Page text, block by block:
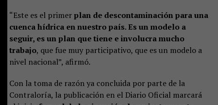
“Este es el primerplan de descontaminación para una
cuenca hídrica en nuestro país. Es un modelo a
seguir, es un plan que tiene e involucra mucho
trabajo, que fue muy participativo, que es un modelo a
nivel nacional”, afirmó.
Con la toma de razón ya concluida por parte de la
Contraloría, la publicación en el Diario Oficial marcará